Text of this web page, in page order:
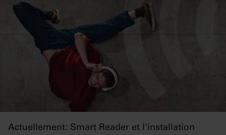
Actuellement: Smart Reader et l'installation